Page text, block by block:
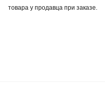
товара у продавца при заказе.